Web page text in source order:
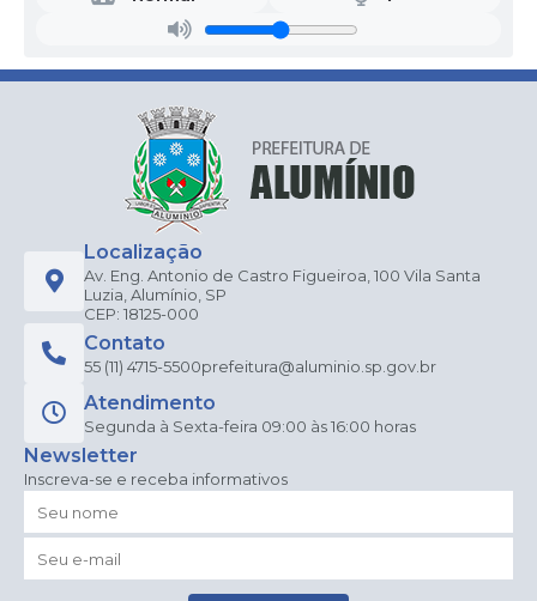
Localização
Av. Eng. Antonio de Castro Figueiroa, 100 Vila Santa
Luzia, Alumínio, SP
CEP: 18125-000
Contato
55 (11) 4715-5500prefeitura@aluminio.sp.gov.br
Atendimento
Segunda à Sexta-feira 09:00 às 16:00 horas
Newsletter
Inscreva-se e receba informativos